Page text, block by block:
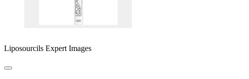
Liposourcils Expert Images